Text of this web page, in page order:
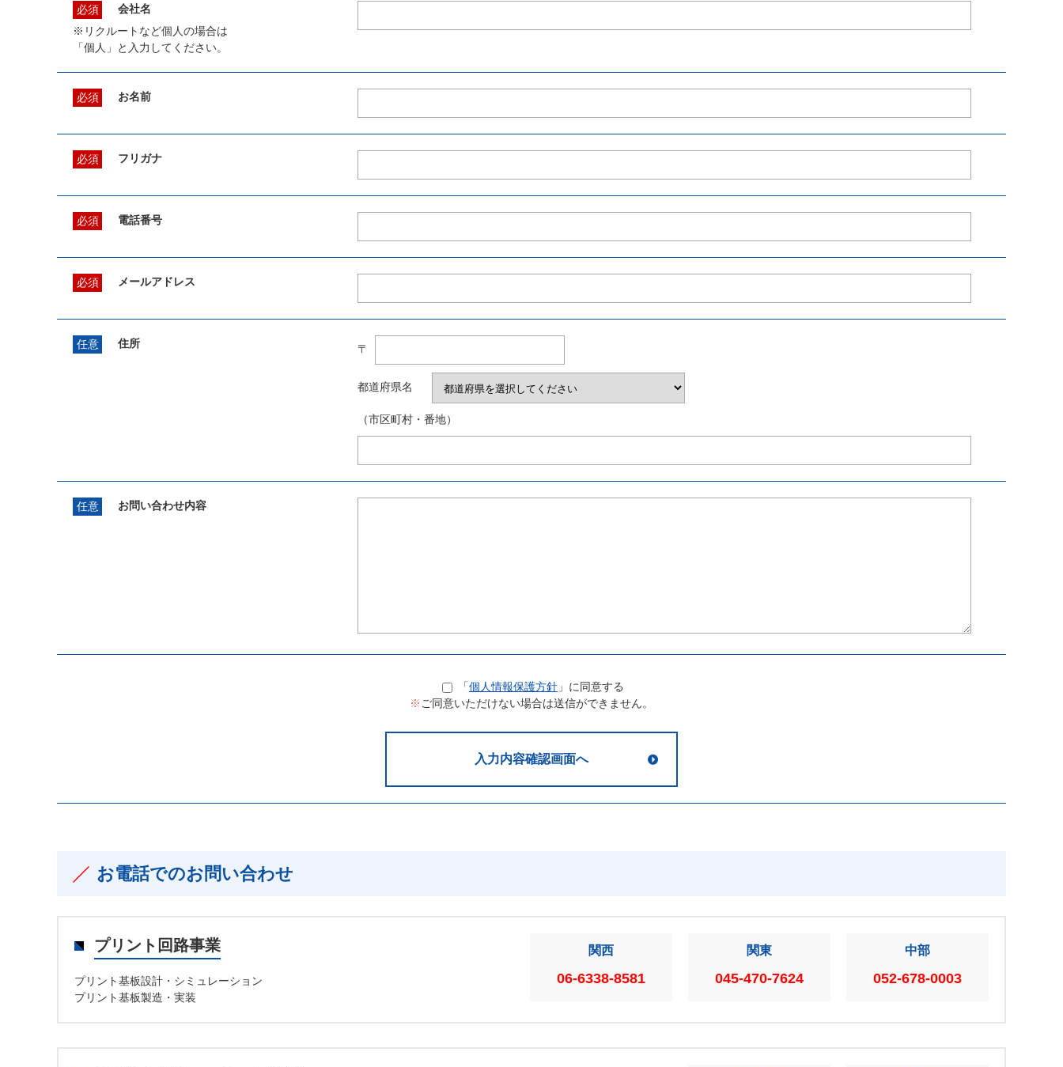
必須
会社名
※リクルートなど個人の場合は
「個人」と入力してください。
必須 お名前
必須 フリガナ
必須 電話番号
必須 メールアドレス
任意 住所 〒
都道府県名
（市区町村・番地）
任意 お問い合わせ内容
「個人情報保護方針 」に同意する
※ ご同意いただけない場合は送信ができません。
お電話でのお問い合わせ
プリント回路事業
プリント基板設計・シミュレーション
プリント基板製造・実装
関西
06-6338-8581
関東
045-470-7624
中部
052-678-0003